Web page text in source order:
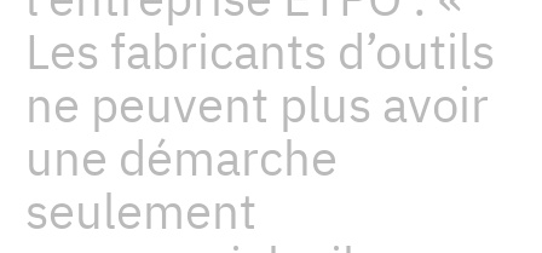
Les fabricants d’outils
ne peuvent plus avoir
une démarche
seulement